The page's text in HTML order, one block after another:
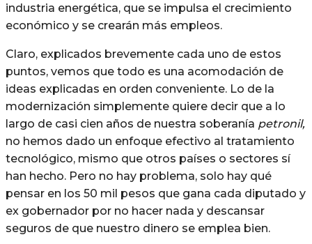
industria energética, que se impulsa el crecimiento
económico y se crearán más empleos.
Claro, explicados brevemente cada uno de estos
puntos, vemos que todo es una acomodación de
ideas explicadas en orden conveniente. Lo de la
modernización simplemente quiere decir que a lo
largo de casi cien años de nuestra soberanía petronil,
no hemos dado un enfoque efectivo al tratamiento
tecnológico, mismo que otros países o sectores sí
han hecho. Pero no hay problema, solo hay qué
pensar en los 50 mil pesos que gana cada diputado y
ex gobernador por no hacer nada y descansar
seguros de que nuestro dinero se emplea bien.